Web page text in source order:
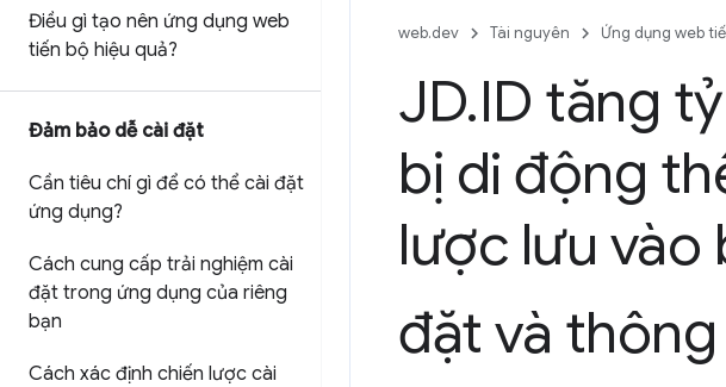
Điều gì tạo nên ứng dụng web
tiến bộ hiệu quả?
Đảm bảo dễ cài đặt
Cần tiêu chí gì để có thể cài đặt
ứng dụng?
Cách cung cấp trải nghiệm cài
đặt trong ứng dụng của riêng
bạn
Cách xác định chiến lược cài
web.dev Tài nguyên Ứng dụng web
JD.ID tăng
bị di động
lược lưu vào
đặt và